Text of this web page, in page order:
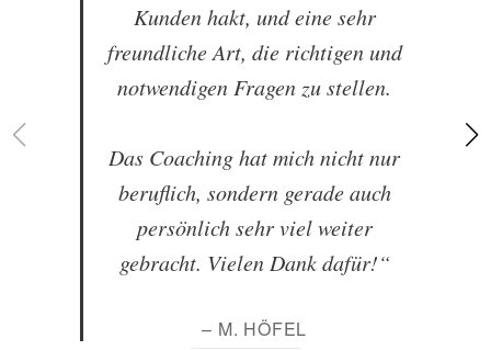
Kunden hakt, und eine sehr
freundliche Art, die richtigen und
notwendigen Fragen zu stellen.
Das Coaching hat mich nicht nur
beruflich, sondern gerade auch
persönlich sehr viel weiter
gebracht. Vielen Dank dafür!“
– M. HÖFEL